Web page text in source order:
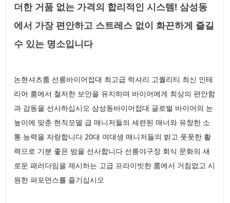
더한 거품 없는 가격의 합리적인 시스템! 삼성동
에서 가장 편안하고 스트레스 없이 화끈하게 즐길
수 있는 명소입니다
논현셔츠룸 선릉바이어접대 최고급 럭셔리 고퀄리티 최신 인테
리어 룸에서 철저한 보안을 유지하며 바이어에게 최상의 편안함
과 감동을 선사하십시오 삼성동바이어접대 글로벌 바이어의 눈
높이에 맞춘 현직모델 급 매니저들의 세련된 매너와 유창한 소
통 능력을 자랑합니다 20대 여대생 매니저들의 밝고 풋풋한 활
력으로 기분 좋은 밤을 선사합니다 선릉야구장 회식 문화의 새
로운 패러다임을 제시하는 고급 프라이빗한 룸에서 거침없고 시
원한 퍼포먼스를 즐기십시오